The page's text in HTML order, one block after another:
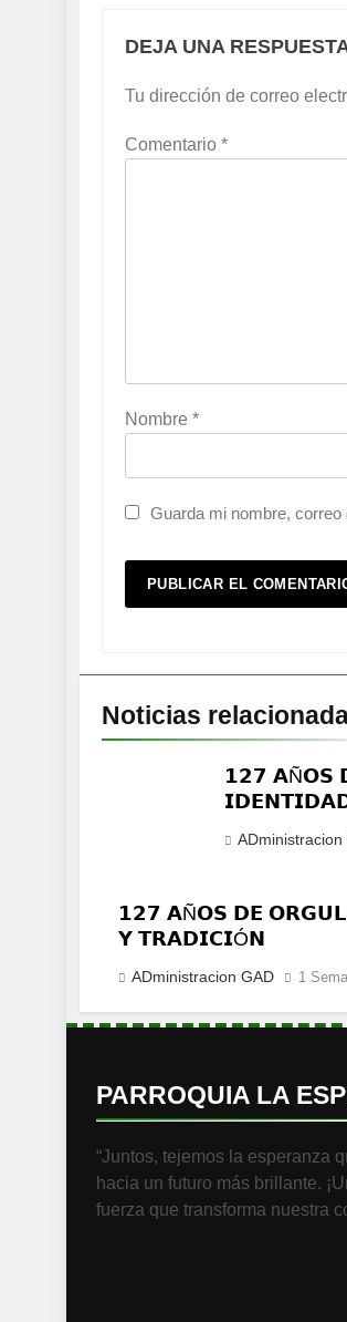
DEJA UNA
Tu dirección de correo
Comentario *
Nombre *
Guarda mi nombre,
Noticias
𝟭𝟮𝟳 𝗔Ñ𝗢𝗦
ADministracion
𝟭𝟮𝟳 𝗔Ñ𝗢𝗦 𝗗𝗘
𝗬 𝗧𝗥𝗔𝗗𝗜𝗖𝗜Ó𝗡
ADministracion GAD 1
PARROQUIA LA
“Juntos, tejemos la esperanza
hacia un futuro más brillante.
fuerza que transforma nuestra